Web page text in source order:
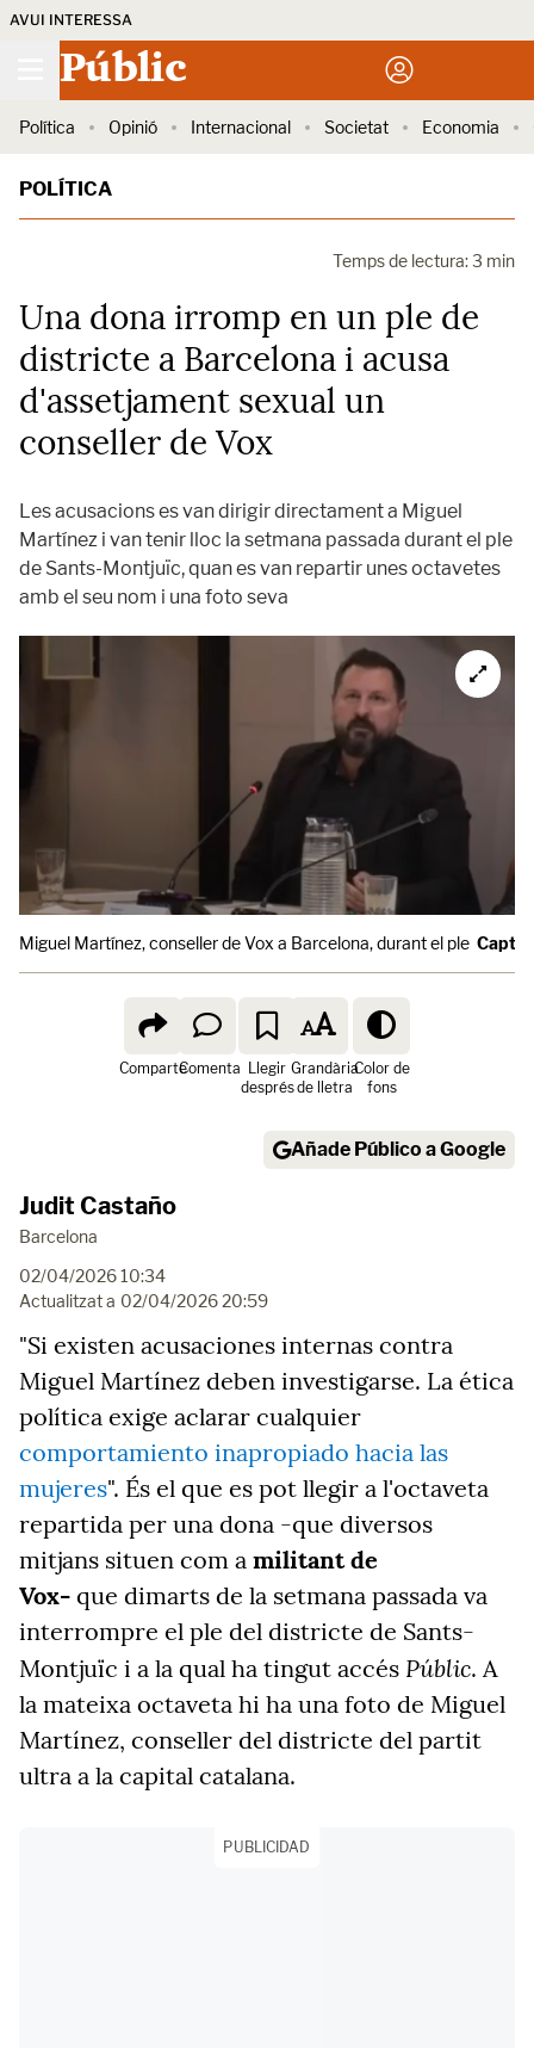
AVUI INTERESSA
Públic
Política Opinió Internacional Societat Economia
POLÍTICA
Temps de lectura: 3 min
Una dona irromp en un ple de
districte a Barcelona i acusa
d'assetjament sexual un
conseller de Vox
Les acusacions es van dirigir directament a Miguel
Martínez i van tenir lloc la setmana passada durant el ple
de Sants-Montjuïc, quan es van repartir unes octavetes
amb el seu nom i una foto seva
Miguel Martínez, conseller de Vox a Barcelona, durant el ple
ComparteComenta Llegir
després
Grandària
de lletra
Color de
fons
Añade Público a Google
Judit Castaño
Barcelona
02/04/2026 10:34
Actualitzat a 02/04/2026 20:59
"Si existen acusaciones internas contra
Miguel Martínez deben investigarse. La ética
política exige aclarar cualquier
comportamiento inapropiado hacia las
mujeres". És el que es pot llegir a l'octaveta
repartida per una dona -que diversos
mitjans situen com a militant de
Vox- que dimarts de la setmana passada va
interrompre el ple del districte de Sants-
Montjuïc i a la qual ha tingut accés Públic. A
la mateixa octaveta hi ha una foto de Miguel
Martínez, conseller del districte del partit
ultra a la capital catalana.
PUBLICIDAD